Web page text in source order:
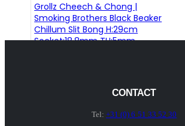
Grollz Cheech & Chong |
Smoking Brothers Black Beaker
Chillum Slit Bong H:29cm
Socket:18.8mm TH:5mm
CONTACT
Tel: +31 (0) 6 51 33 52 30